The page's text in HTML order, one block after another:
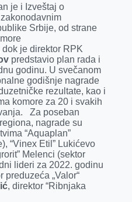
je i Izveštaj o
Srbije, od strane
dok je direktor RPK
predstavio plan rada i
godinu. U svečanom
godišnje nagrade
rezultate, kao i
komore za 20 i svakih
Za poseban
nagrade su
“Aquaplan”
“Vinex Etil” Lukićevo
Melenci (sektor
lideri za 2022. godinu
preduzeća „Valor“
, direktor “Ribnjaka